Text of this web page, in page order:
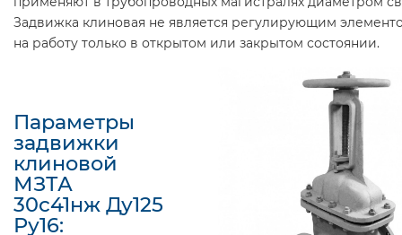
Задвижка клиновая не является регулирующим
на работу только в открытом или закрытом состоянии.
Параметры
задвижки
клиновой
МЗТА
30с41нж Ду125
Ру16: